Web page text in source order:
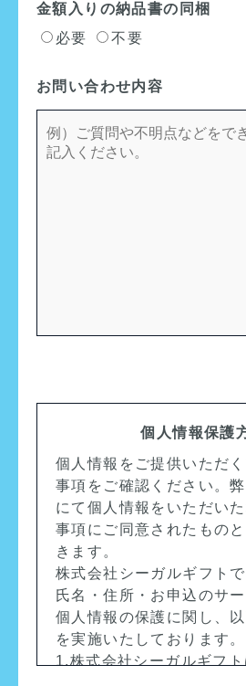
金額入りの納品書の同梱
必要
不要
お問い合わせ内容
個人情報保護
個人情報をご提供いただ
事項をご確認ください。
にて個人情報をいただい
事項にご同意されたもの
きます。
株式会社シーガルギフト
氏名・住所・お申込のサ
個人情報の保護に関し、
を実施いたしております。
1.株式会社シーガルギフ